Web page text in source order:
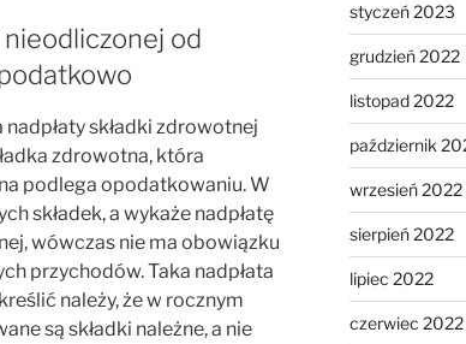
nieodliczonej od
składki zdrowotnej
zdrowotna, która
podlega opodatkowaniu. W
składek, a wykaże nadpłatę
wówczas nie ma obowiązku
przychodów. Taka nadpłata
należy, że w rocznym
są składki należne, a nie
styczeń 2023
grudzień 2022
listopad 2022
październik
wrzesień 2022
sierpień 2022
lipiec 2022
czerwiec 2022